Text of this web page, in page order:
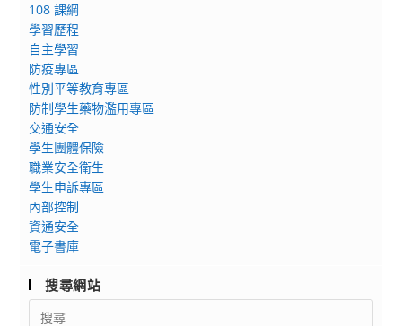
108 課綱
學習歷程
自主學習
防疫專區
性別平等教育專區
防制學生藥物濫用專區
交通安全
學生團體保險
職業安全衛生
學生申訴專區
內部控制
資通安全
電子書庫
搜尋網站
Search